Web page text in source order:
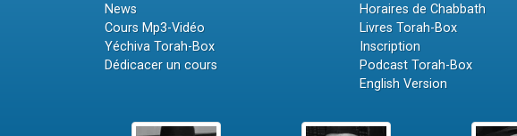
News
Cours Mp3-Vidéo
Yéchiva Torah-Box
Dédicacer un cours
Horaires de Chabbath
Livres Torah-Box
Inscription
Podcast Torah-Box
English Version